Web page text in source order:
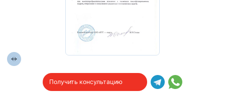
Получить консультацию